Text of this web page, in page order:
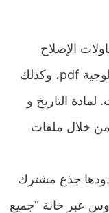
الإصلاح
وحدودها جذع مشترك علوم وعلوم تكنلوجية pdf، وكذلك
التاريخ و
من خلال ملفات
جذع مشترك
عبر خانة “جميع